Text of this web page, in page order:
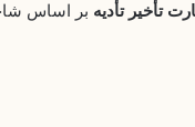
تأخیر تأدیه بر اساس